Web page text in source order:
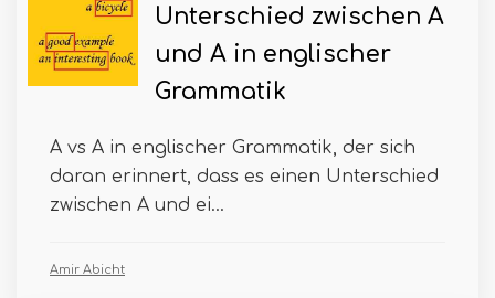
Unterschied zwischen A
und A in englischer
Grammatik
A vs A in englischer Grammatik, der sich
daran erinnert, dass es einen Unterschied
zwischen A und ei...
Amir Abicht